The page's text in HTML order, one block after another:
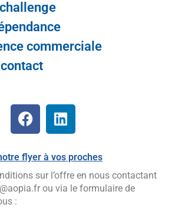
commerciale
flyer à vos proches
sur l’offre en nous contactant
ou via le formulaire de
: